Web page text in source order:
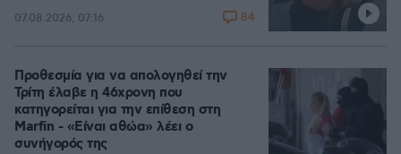
07.08.2026, 07:16 84
Προθεσμία για να απολογηθεί την
Τρίτη έλαβε η 46χρονη που
κατηγορείται για την επίθεση στη
Marfin - «Είναι αθώα» λέει ο
συνήγορός της